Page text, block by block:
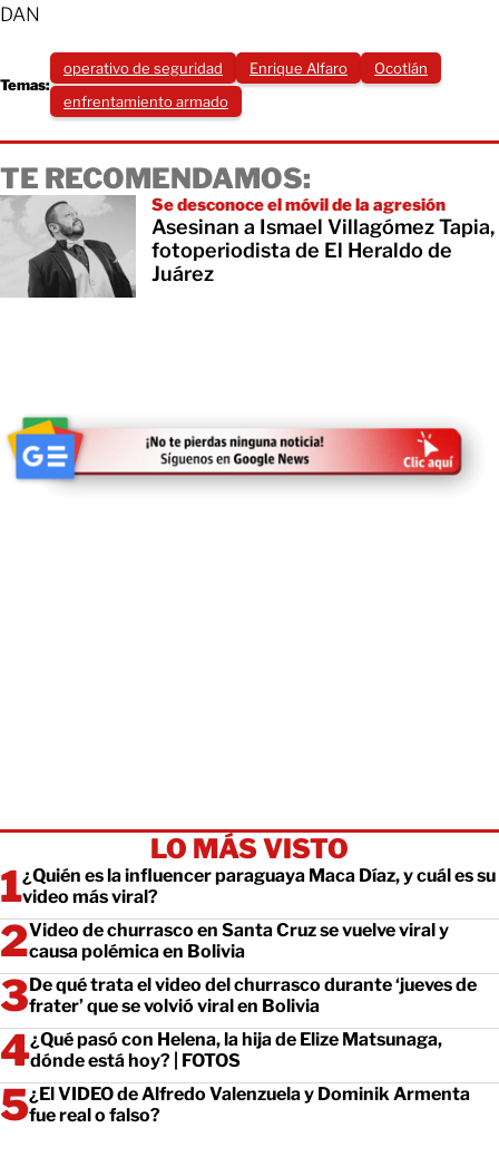
DAN
Temas:
operativo de seguridad Enrique Alfaro
Ocotlán
enfrentamiento armado
TE RECOMENDAMOS:
Se desconoce el móvil de la agresión
Asesinan a Ismael Villagómez Tapia,
fotoperiodista de El Heraldo de
Juárez
LO MÁS VISTO
¿Quién es la influencer paraguaya Maca Díaz, y cuál es su
video más viral?
Video de churrasco en Santa Cruz se vuelve viral y
causa polémica en Bolivia
De qué trata el video del churrasco durante ‘jueves de
frater’ que se volvió viral en Bolivia
¿Qué pasó con Helena, la hija de Elize Matsunaga,
dónde está hoy? | FOTOS
¿El VIDEO de Alfredo Valenzuela y Dominik Armenta
fue real o falso?